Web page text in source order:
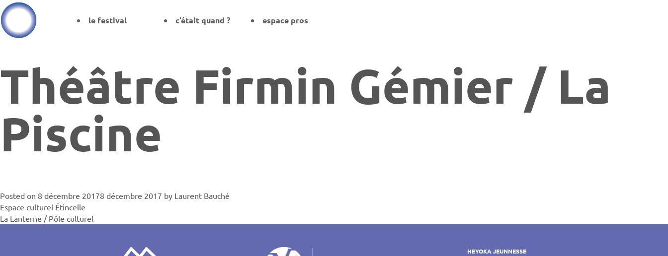
le festival c’était quand ? espace pros
Théâtre Firmin Gémier / La
Piscine
Posted on 8 décembre 20178 décembre 2017 by Laurent Bauché
Navigation
Espace culturel Étincelle
La Lanterne / Pôle culturel
HEYOKA JEUNNESSE